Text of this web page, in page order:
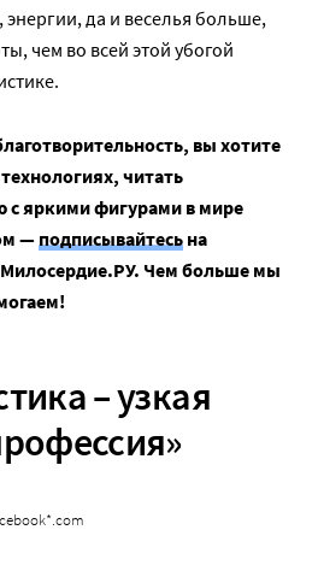
да и веселья больше,
чем во всей этой убогой
вы хотите
читать
с яркими фигурами в мире
—подписывайтесь на
Чем больше мы
– узкая